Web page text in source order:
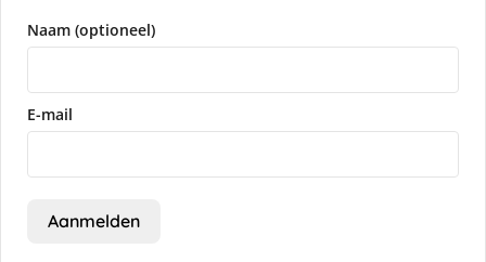
Naam (optioneel)
E-mail
Aanmelden